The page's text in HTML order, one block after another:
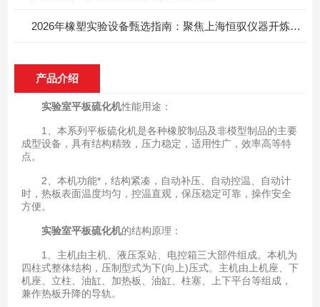
2026年橡塑实验设备甄选指南：聚焦上海恒驭仪器开炼机与密炼机核心优势
产品介绍
实验室平板硫化机性能用途：
1、本系列平板硫化机是各种橡胶制品及非模型制品的主要
成型设备，具有结构精致，压力稳定，适用性广，效率高等特
点。
2、本机功能*，结构紧凑，自动补压、自动控温、自动计
时，热板表面温度均匀，控温直观，保压稳定可靠，操作安全
方便。
实验室平板硫化机的结构原理：
1、主机由主机、液压泵站、电控箱三大部件组成。本机为
四柱式整体结构，压制型式为下(向上)压式。主机由上机座、下
机座、立柱、油缸、加热板、油缸、柱塞、上下平台等组成，
兼作热板升降的导轨。